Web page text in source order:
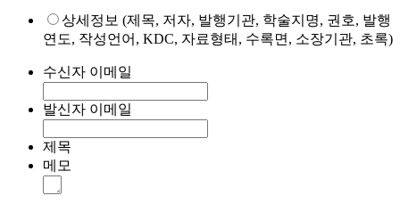
상세정보 (제목, 저자, 발행기관, 학술지명, 권호, 발행
연도, 작성언어, KDC, 자료형태, 수록면, 소장기관, 초록)
수신자 이메일
발신자 이메일
제목
메모